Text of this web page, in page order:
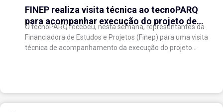
FINEP realiza visita técnica ao tecnoPARQ
para acompanhar execução do projeto de
expansão do Parque Tecnológico
O tecnoPARQ recebeu, nesta semana, representantes da
Financiadora de Estudos e Projetos (Finep) para uma visita
técnica de acompanhamento da execução do projeto